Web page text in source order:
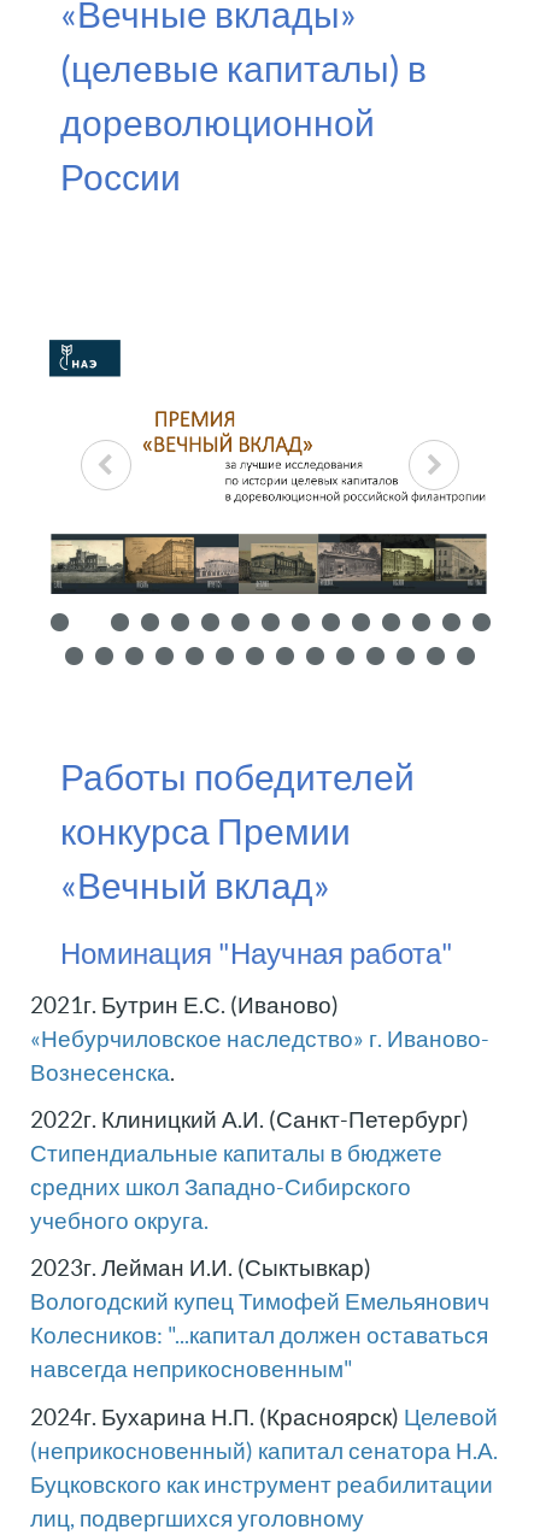
«Вечные вклады»
(целевые капиталы) в
дореволюционной
России
Работы победителей
конкурса Премии
«Вечный вклад»
Номинация "Научная работа"
2021г. Бутрин Е.С. (Иваново)
«Небурчиловское наследство» г. Иваново-
Вознесенска.
2022г. Клиницкий А.И. (Санкт-Петербург)
Стипендиальные капиталы в бюджете
средних школ Западно-Сибирского
учебного округа.
2023г. Лейман И.И. (Сыктывкар)
Вологодский купец Тимофей Емельянович
Колесников: "...капитал должен оставаться
навсегда неприкосновенным"
2024г. Бухарина Н.П. (Красноярск) Целевой
(неприкосновенный) капитал сенатора Н.А.
Буцковского как инструмент реабилитации
лиц, подвергшихся уголовному